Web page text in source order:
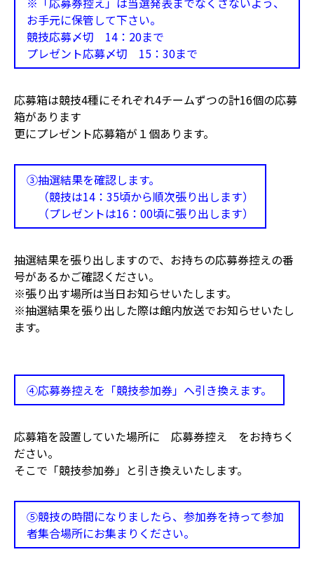
お手元に保管して下さい。
競技応募〆切 14：20まで
プレゼント応募〆切 15：30まで
応募箱は競技4種にそれぞれ4チームずつの計16個の応募
箱があります
更にプレゼント応募箱が１個あります。
③抽選結果を確認します。
（競技は14：35頃から順次張り出します）
（プレゼントは16：00頃に張り出します）
抽選結果を張り出しますので、お持ちの応募券控えの番
号があるかご確認ください。
※張り出す場所は当日お知らせいたします。
※抽選結果を張り出した際は館内放送でお知らせいたし
ます。
④応募券控えを「競技参加券」へ引き換えます。
応募箱を設置していた場所に 応募券控え をお持ちく
ださい。
そこで「競技参加券」と引き換えいたします。
⑤競技の時間になりましたら、参加券を持って参加
者集合場所にお集まりください。